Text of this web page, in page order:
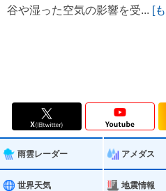
谷や湿った空気の影響を受... [
雨雲レーダー アメダス
世界天気 地震情報